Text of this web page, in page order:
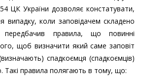
ЦК України дозволяє констатувати,
випадку, коли заповідачем складено
передбачив правила, що повинні
щоб визначити який саме заповіт
спадкоємця (спадкоємців)
Такі правила полягають в тому, що: